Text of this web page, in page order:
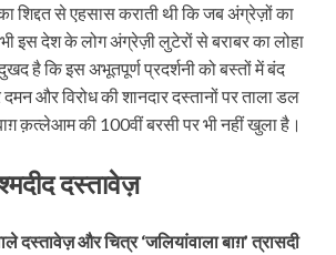
शिद्दत से एहसास कराती थी कि जब अंग्रेज़ों का
इस देश के लोग अंग्रेज़ी लुटेरों से बराबर का लोहा
है कि इस अभूतपूर्ण प्रदर्शनी को बस्तों में बंद
दमन और विरोध की शानदार दस्तानों पर ताला डल
क़त्लेआम की 100वीं बरसी पर भी नहीं खुला है।
दस्तावेज़
दस्तावेज़ और चित्र ‘जलियांवाला बाग़’ त्रासदी